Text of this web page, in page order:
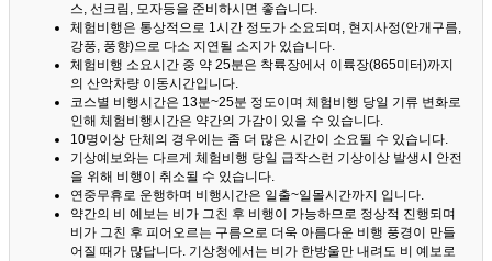
스, 선크림, 모자등을 준비하시면 좋습니다.
체험비행은 통상적으로 1시간 정도가 소요되며, 현지사정(안개구름,
강풍, 풍향)으로 다소 지연될 소지가 있습니다.
체험비행 소요시간 중 약 25분은 착륙장에서 이륙장(865미터)까지
의 산악차량 이동시간입니다.
코스별 비행시간은 13분~25분 정도이며 체험비행 당일 기류 변화로
인해 체험비행시간은 약간의 가감이 있을 수 있습니다.
10명이상 단체의 경우에는 좀 더 많은 시간이 소요될 수 있습니다.
기상예보와는 다르게 체험비행 당일 급작스런 기상이상 발생시 안전
을 위해 비행이 취소될 수 있습니다.
연중무휴로 운행하며 비행시간은 일출~일몰시간까지 입니다.
약간의 비 예보는 비가 그친 후 비행이 가능하므로 정상적 진행되며
비가 그친 후 피어오르는 구름으로 더욱 아름다운 비행 풍경이 만들
어질 때가 많답니다. 기상청에서는 비가 한방울만 내려도 비 예보로